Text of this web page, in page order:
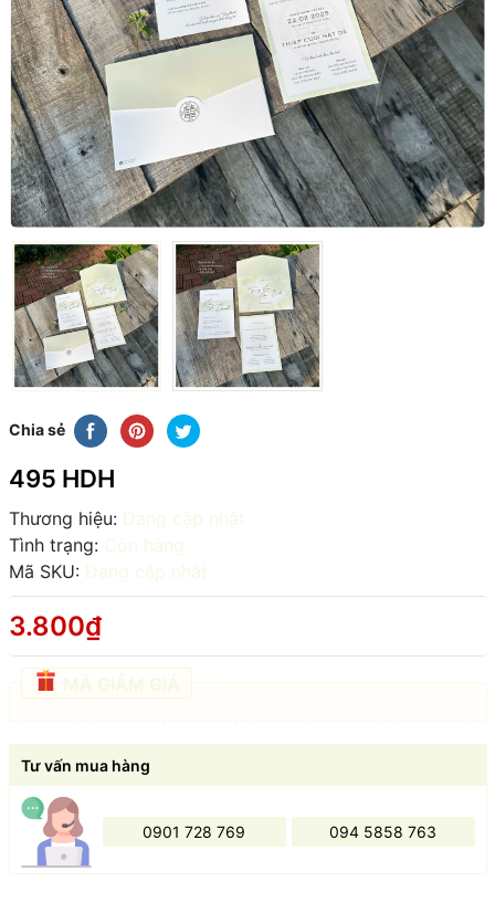
Chia sẻ
495 HDH
Thương hiệu: Đang cập nhật
Tình trạng: Còn hàng
Mã SKU: Đang cập nhật
3.800₫
Tư vấn mua hàng
0901 728 769 094 5858 763